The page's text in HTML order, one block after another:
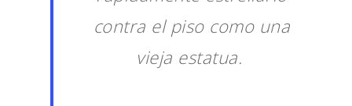
contra el piso como una
vieja estatua.